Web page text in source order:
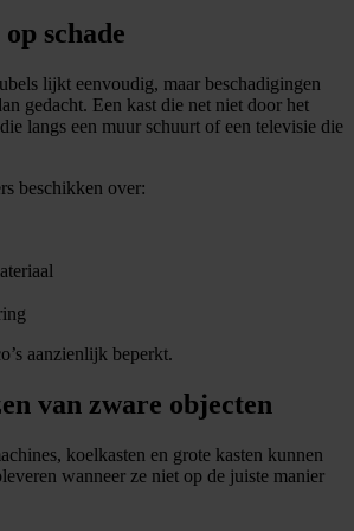
schade
lijkt eenvoudig, maar beschadigingen
gedacht. Een kast die net niet door het
langs een muur schuurt of een televisie die
beschikken over:
aanzienlijk beperkt.
van zware objecten
koelkasten en grote kasten kunnen
wanneer ze niet op de juiste manier